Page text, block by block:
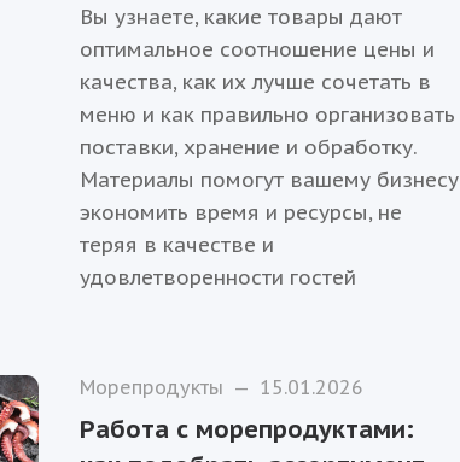
Вы узнаете, какие товары дают
оптимальное соотношение цены и
качества, как их лучше сочетать в
меню и как правильно организовать
поставки, хранение и обработку.
Материалы помогут вашему бизнесу
экономить время и ресурсы, не
теряя в качестве и
удовлетворенности гостей
Морепродукты — 15.01.2026
Работа с морепродуктами: